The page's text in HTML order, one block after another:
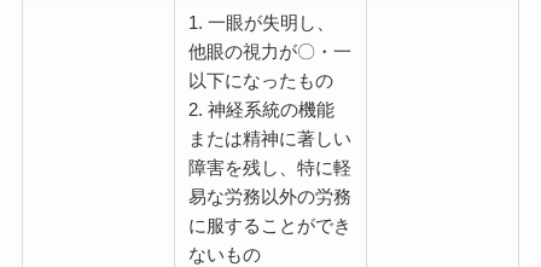
1. 一眼が失明し、
他眼の視力が〇・一
以下になったもの
2. 神経系統の機能
または精神に著しい
障害を残し、特に軽
易な労務以外の労務
に服することができ
ないもの